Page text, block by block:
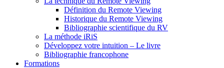
Définition du Remote Viewing
Historique du Remote Viewing
Bibliographie scientifique du RV
La méthode iRiS
Développez votre intuition – Le livre
Bibliographie francophone
Formations